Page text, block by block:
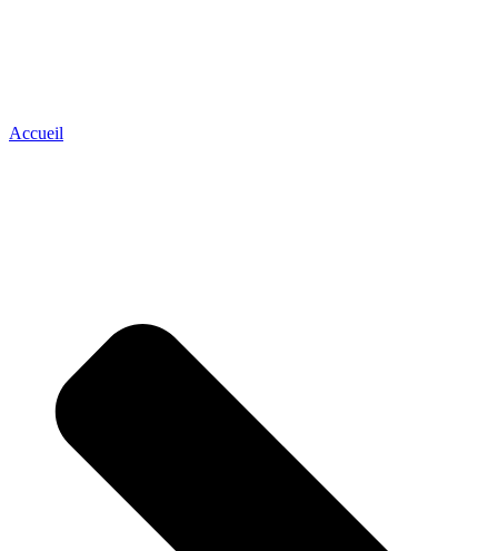
Accueil